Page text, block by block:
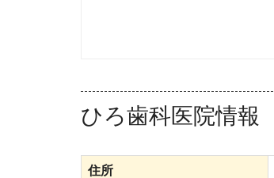
ひろ歯科医院情報
住所